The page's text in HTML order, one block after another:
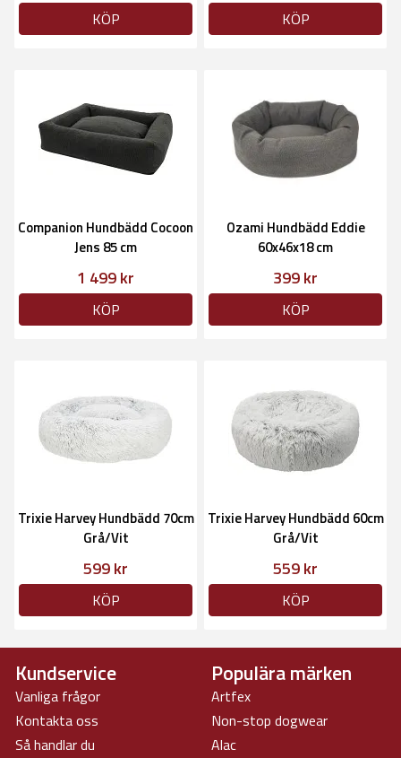
KÖP KÖP
Companion Hundbädd Cocoon
Jens 85 cm
1 499 kr
KÖP
Ozami Hundbädd Eddie
60x46x18 cm
399 kr
KÖP
Trixie Harvey Hundbädd 70cm
Grå/Vit
599 kr
KÖP
Trixie Harvey Hundbädd 60cm
Grå/Vit
559 kr
KÖP
Kundservice
Vanliga frågor
Kontakta oss
Så handlar du
Populära märken
Artfex
Non-stop dogwear
Alac